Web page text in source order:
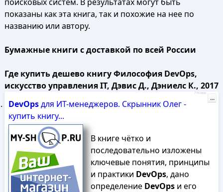
показаны как эта книга, так и похожие на нее по
названию или автору.
Бумажные книги с доставкой по всей России
Где купить дешево книгу Философия DevOps,
искусство управления IT, Дэвис Д., Дэниелс К., 2017
DevOpsдля ИТ-менеджеров. Скрынник Олег -
купить книгу...
В книге чётко и
последовательно изложены
ключевые понятия, принципы
и практики DevOps, дано
определение DevOpsи его
Реклама
...